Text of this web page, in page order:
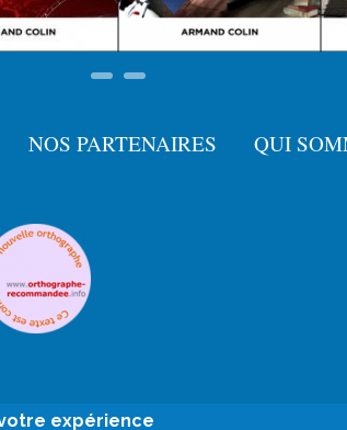
NOS PARTENAIRES QUI
expérience